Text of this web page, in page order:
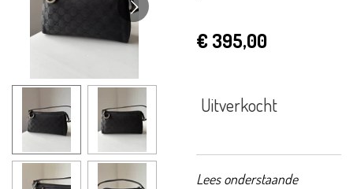
€ 395,00
Uitverkocht
Lees onderstaande